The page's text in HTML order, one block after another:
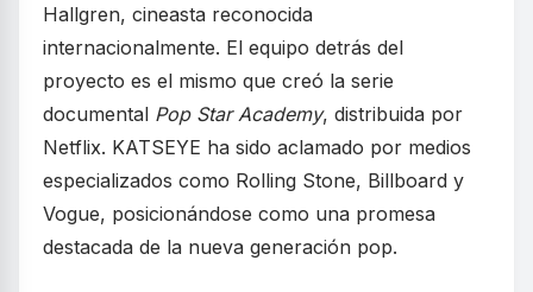
Hallgren, cineasta reconocida
internacionalmente. El equipo detrás del
proyecto es el mismo que creó la serie
documental Pop Star Academy, distribuida por
Netflix. KATSEYE ha sido aclamado por medios
especializados como Rolling Stone, Billboard y
Vogue, posicionándose como una promesa
destacada de la nueva generación pop.